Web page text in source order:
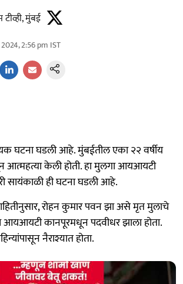
टीव्ही, मुंबई
2:56 pm IST
घटना घडली आहे. मुंबईतील एका २२ वर्षीय
केली होती. हा मुलगा आयआयटी
सायंकाळी ही घटना घडली आहे.
रोहन कुमार पवन झा असे मृत मुलाचे
कानपूरमधून पदवीधर झाला होता.
नैराश्यात होता.